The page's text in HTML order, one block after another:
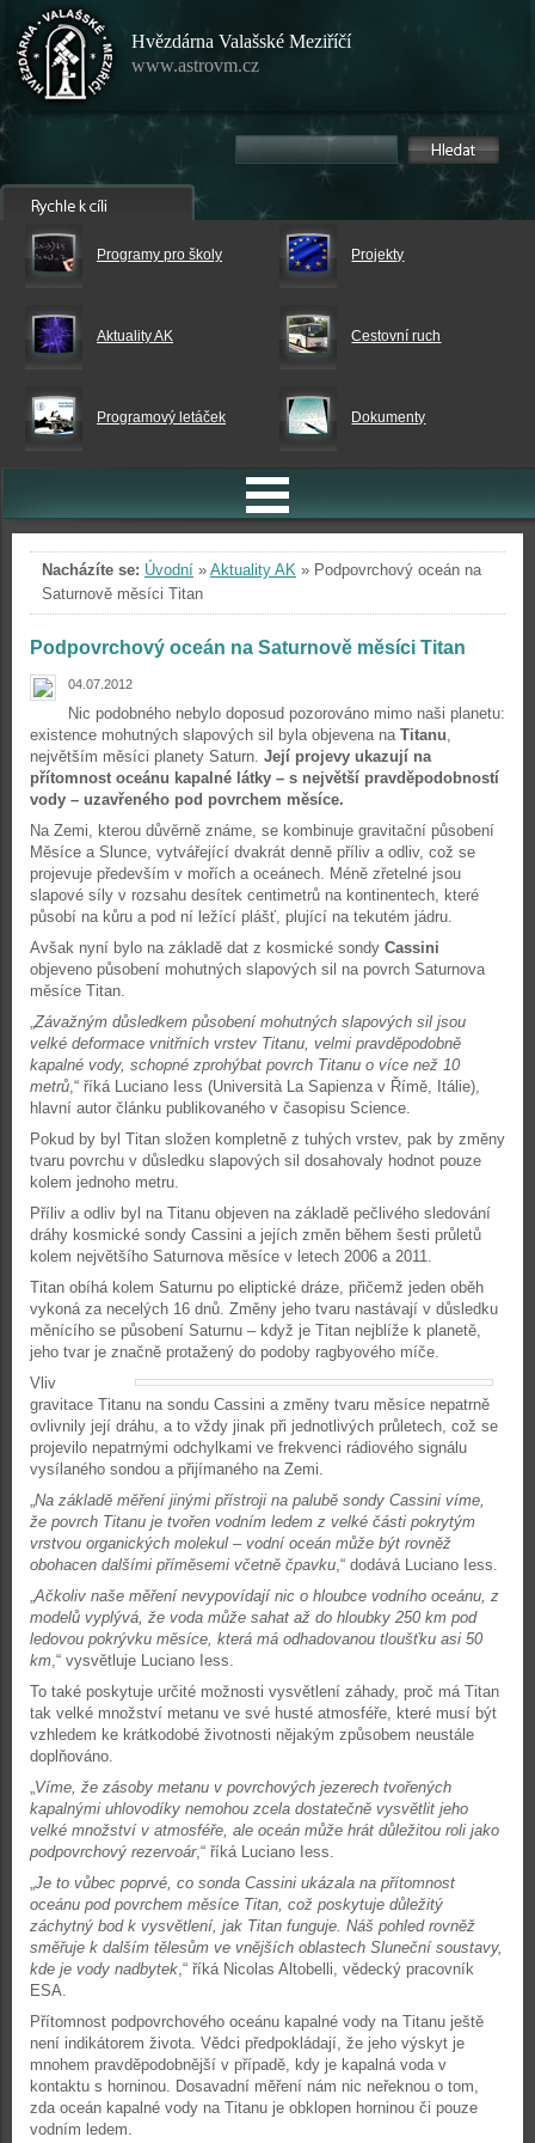
Hvězdárna Valašské Meziříčí
www.astrovm.cz
Programy pro školy Projekty
Aktuality AK Cestovní ruch
Programový letáček Dokumenty
Nacházíte se: Úvodní » Aktuality AK » Podpovrchový oceán na
Saturnově měsíci Titan
Podpovrchový oceán na Saturnově měsíci Titan
04.07.2012
Nic podobného nebylo doposud pozorováno mimo naši planetu:
existence mohutných slapových sil byla objevena na Titanu,
největším měsíci planety Saturn. Její projevy ukazují na
přítomnost oceánu kapalné látky – s největší pravděpodobností
vody – uzavřeného pod povrchem měsíce.
Na Zemi, kterou důvěrně známe, se kombinuje gravitační působení
Měsíce a Slunce, vytvářející dvakrát denně příliv a odliv, což se
projevuje především v mořích a oceánech. Méně zřetelné jsou
slapové síly v rozsahu desítek centimetrů na kontinentech, které
působí na kůru a pod ní ležící plášť, plující na tekutém jádru.
Avšak nyní bylo na základě dat z kosmické sondy Cassini
objeveno působení mohutných slapových sil na povrch Saturnova
měsíce Titan.
„Závažným důsledkem působení mohutných slapových sil jsou
velké deformace vnitřních vrstev Titanu, velmi pravděpodobně
kapalné vody, schopné zprohýbat povrch Titanu o více než 10
metrů,“ říká Luciano Iess (Università La Sapienza v Římě, Itálie),
hlavní autor článku publikovaného v časopisu Science.
Pokud by byl Titan složen kompletně z tuhých vrstev, pak by změny
tvaru povrchu v důsledku slapových sil dosahovaly hodnot pouze
kolem jednoho metru.
Příliv a odliv byl na Titanu objeven na základě pečlivého sledování
dráhy kosmické sondy Cassini a jejích změn během šesti průletů
kolem největšího Saturnova měsíce v letech 2006 a 2011.
Titan obíhá kolem Saturnu po eliptické dráze, přičemž jeden oběh
vykoná za necelých 16 dnů. Změny jeho tvaru nastávají v důsledku
měnícího se působení Saturnu – když je Titan nejblíže k planetě,
jeho tvar je značně protažený do podoby ragbyového míče.
Vliv
gravitace Titanu na sondu Cassini a změny tvaru měsíce nepatrně
ovlivnily její dráhu, a to vždy jinak při jednotlivých průletech, což se
projevilo nepatrnými odchylkami ve frekvenci rádiového signálu
vysílaného sondou a přijímaného na Zemi.
„Na základě měření jinými přístroji na palubě sondy Cassini víme,
že povrch Titanu je tvořen vodním ledem z velké části pokrytým
vrstvou organických molekul – vodní oceán může být rovněž
obohacen dalšími příměsemi včetně čpavku,“ dodává Luciano Iess.
„Ačkoliv naše měření nevypovídají nic o hloubce vodního oceánu, z
modelů vyplývá, že voda může sahat až do hloubky 250 km pod
ledovou pokrývku měsíce, která má odhadovanou tloušťku asi 50
km,“ vysvětluje Luciano Iess.
To také poskytuje určité možnosti vysvětlení záhady, proč má Titan
tak velké množství metanu ve své husté atmosféře, které musí být
vzhledem ke krátkodobé životnosti nějakým způsobem neustále
doplňováno.
„Víme, že zásoby metanu v povrchových jezerech tvořených
kapalnými uhlovodíky nemohou zcela dostatečně vysvětlit jeho
velké množství v atmosféře, ale oceán může hrát důležitou roli jako
podpovrchový rezervoár,“ říká Luciano Iess.
„Je to vůbec poprvé, co sonda Cassini ukázala na přítomnost
oceánu pod povrchem měsíce Titan, což poskytuje důležitý
záchytný bod k vysvětlení, jak Titan funguje. Náš pohled rovněž
směřuje k dalším tělesům ve vnějších oblastech Sluneční soustavy,
kde je vody nadbytek,“ říká Nicolas Altobelli, vědecký pracovník
ESA.
Přítomnost podpovrchového oceánu kapalné vody na Titanu ještě
není indikátorem života. Vědci předpokládají, že jeho výskyt je
mnohem pravděpodobnější v případě, kdy je kapalná voda v
kontaktu s horninou. Dosavadní měření nám nic neřeknou o tom,
zda oceán kapalné vody na Titanu je obklopen horninou či pouze
vodním ledem.